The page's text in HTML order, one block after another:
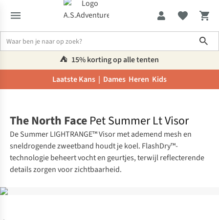
⛺️ 15% korting op alle tenten
Laatste Kans | Dames Heren Kids
The North Face Pet Summer Lt Visor
De Summer LIGHTRANGE™ Visor met ademend mesh en
sneldrogende zweetband houdt je koel. FlashDry™-
technologie beheert vocht en geurtjes, terwijl reflecterende
details zorgen voor zichtbaarheid.